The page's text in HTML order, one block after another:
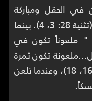
في الحقل ومباركة
تكون ثمرة بطنك وثمرة أرضك" (تثنية 28: 3، 4). بينما
ملعوناً تكون في
تكون ثمرة
بطنك وثمرة أرضك" (تثنية 28: 16، 18)، وعندما تلعن